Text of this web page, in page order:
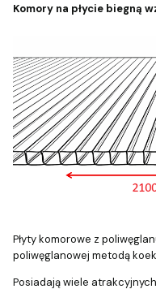
Komory na płycie biegną
Płyty komorowe z
poliwęglanowej metodą
Posiadają wiele